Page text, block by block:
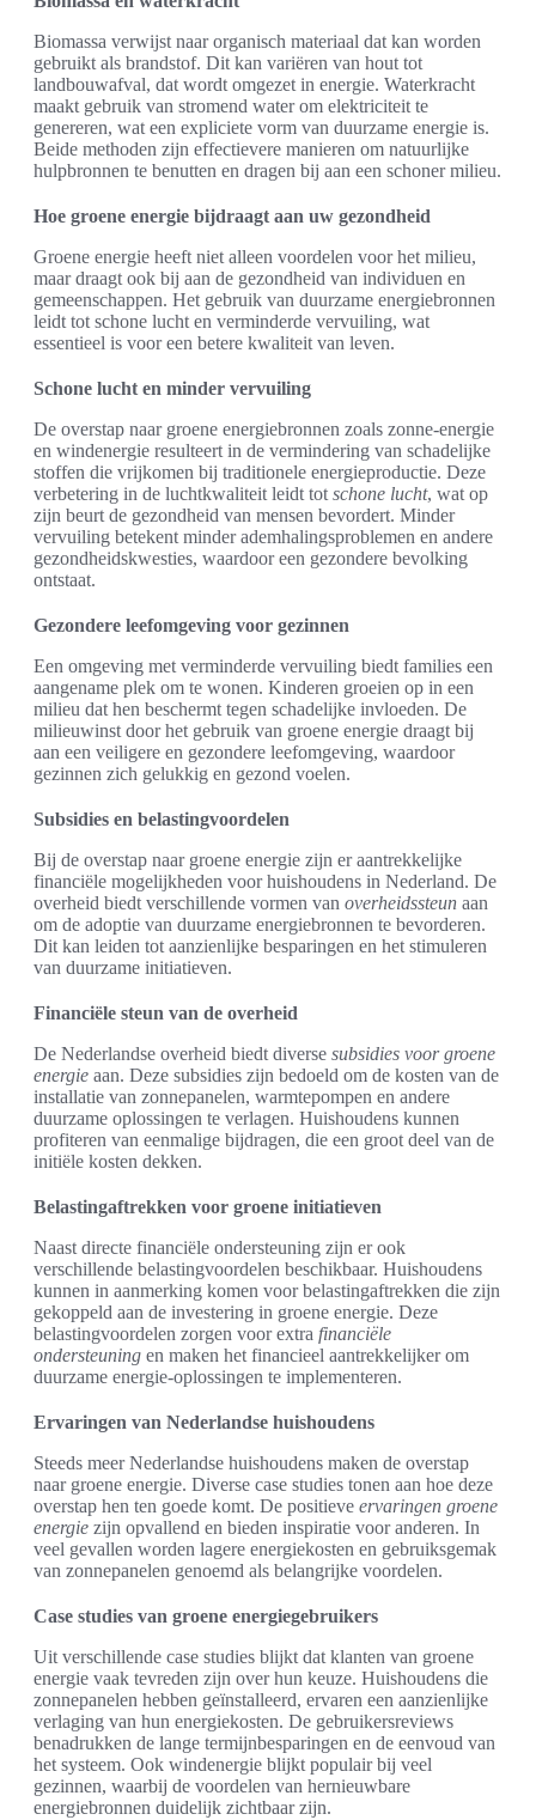
Biomassa verwijst naar organisch materiaal dat kan worden
gebruikt als brandstof. Dit kan variëren van hout tot
landbouwafval, dat wordt omgezet in energie. Waterkracht
maakt gebruik van stromend water om elektriciteit te
genereren, wat een expliciete vorm van duurzame energie is.
Beide methoden zijn effectievere manieren om natuurlijke
hulpbronnen te benutten en dragen bij aan een schoner milieu.
Hoe groene energie bijdraagt aan uw gezondheid
Groene energie heeft niet alleen voordelen voor het milieu,
maar draagt ook bij aan de gezondheid van individuen en
gemeenschappen. Het gebruik van duurzame energiebronnen
leidt tot schone lucht en verminderde vervuiling, wat
essentieel is voor een betere kwaliteit van leven.
Schone lucht en minder vervuiling
De overstap naar groene energiebronnen zoals zonne-energie
en windenergie resulteert in de vermindering van schadelijke
stoffen die vrijkomen bij traditionele energieproductie. Deze
verbetering in de luchtkwaliteit leidt tot schone lucht, wat op
zijn beurt de gezondheid van mensen bevordert. Minder
vervuiling betekent minder ademhalingsproblemen en andere
gezondheidskwesties, waardoor een gezondere bevolking
ontstaat.
Gezondere leefomgeving voor gezinnen
Een omgeving met verminderde vervuiling biedt families een
aangename plek om te wonen. Kinderen groeien op in een
milieu dat hen beschermt tegen schadelijke invloeden. De
milieuwinst door het gebruik van groene energie draagt bij
aan een veiligere en gezondere leefomgeving, waardoor
gezinnen zich gelukkig en gezond voelen.
Subsidies en belastingvoordelen
Bij de overstap naar groene energie zijn er aantrekkelijke
financiële mogelijkheden voor huishoudens in Nederland. De
overheid biedt verschillende vormen van overheidssteun aan
om de adoptie van duurzame energiebronnen te bevorderen.
Dit kan leiden tot aanzienlijke besparingen en het stimuleren
van duurzame initiatieven.
Financiële steun van de overheid
De Nederlandse overheid biedt diverse subsidies voor groene
energie aan. Deze subsidies zijn bedoeld om de kosten van de
installatie van zonnepanelen, warmtepompen en andere
duurzame oplossingen te verlagen. Huishoudens kunnen
profiteren van eenmalige bijdragen, die een groot deel van de
initiële kosten dekken.
Belastingaftrekken voor groene initiatieven
Naast directe financiële ondersteuning zijn er ook
verschillende belastingvoordelen beschikbaar. Huishoudens
kunnen in aanmerking komen voor belastingaftrekken die zijn
gekoppeld aan de investering in groene energie. Deze
belastingvoordelen zorgen voor extra financiële
ondersteuning en maken het financieel aantrekkelijker om
duurzame energie-oplossingen te implementeren.
Ervaringen van Nederlandse huishoudens
Steeds meer Nederlandse huishoudens maken de overstap
naar groene energie. Diverse case studies tonen aan hoe deze
overstap hen ten goede komt. De positieve ervaringen groene
energie zijn opvallend en bieden inspiratie voor anderen. In
veel gevallen worden lagere energiekosten en gebruiksgemak
van zonnepanelen genoemd als belangrijke voordelen.
Case studies van groene energiegebruikers
Uit verschillende case studies blijkt dat klanten van groene
energie vaak tevreden zijn over hun keuze. Huishoudens die
zonnepanelen hebben geïnstalleerd, ervaren een aanzienlijke
verlaging van hun energiekosten. De gebruikersreviews
benadrukken de lange termijnbesparingen en de eenvoud van
het systeem. Ook windenergie blijkt populair bij veel
gezinnen, waarbij de voordelen van hernieuwbare
energiebronnen duidelijk zichtbaar zijn.